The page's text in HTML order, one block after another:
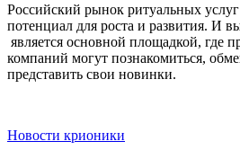
Российский рынок ритуальных
потенциал для роста и развития.
является основной площадкой, где
компаний могут познакомиться,
представить свои новинки.
Новости крионики